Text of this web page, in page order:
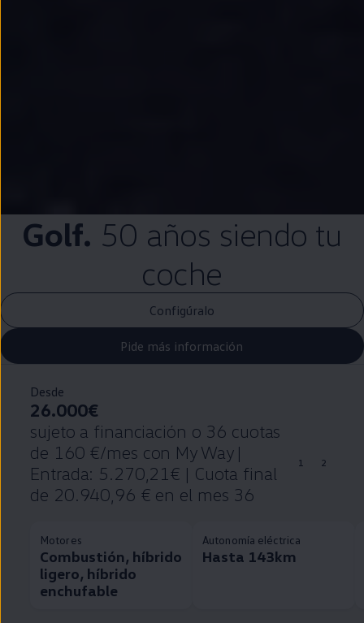
Golf. 50 años siendo tu
coche
Configúralo
Pide más información
Desde
26.000€
sujeto a financiación o 36 cuotas
de 160 €/mes con My Way |
Entrada: 5.270,21€ | Cuota final
de 20.940,96 € en el mes 36
1 2
Motores
Combustión, híbrido
ligero, híbrido
enchufable
Autonomía eléctrica
Hasta 143km